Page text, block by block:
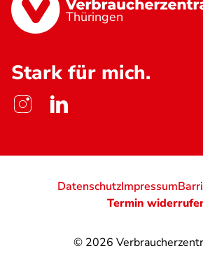
Thüringen
Stark für mich.
© 2026
DatenschutzImpressum
Termin